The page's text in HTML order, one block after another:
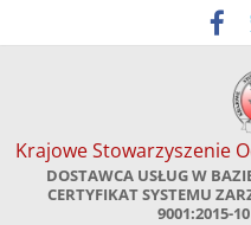
to
Krajowe Stowarzyszenie
DOSTAWCA USŁUG W
CERTYFIKAT SYSTEMU
9001:2015-